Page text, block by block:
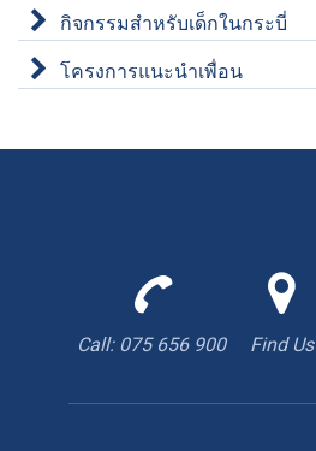
กิจกรรมสำหรับเด็กในกระบี่
โครงการแนะนำเพื่อน
Call: 075 656 900
toFind Us